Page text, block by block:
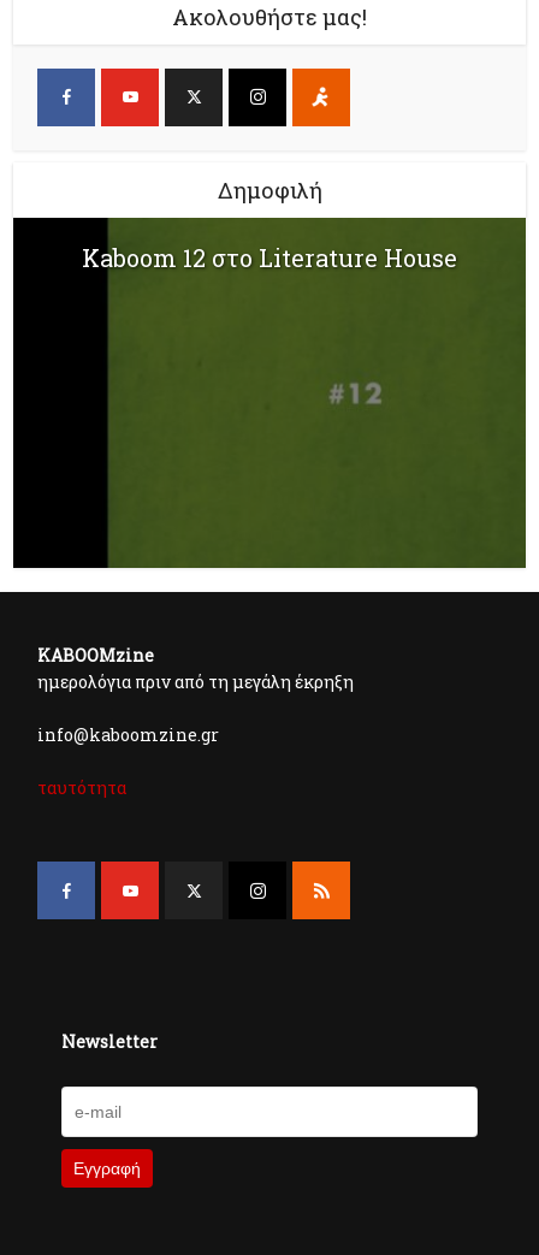
Ακολουθήστε μας!
Δημοφιλή
Kaboom 12 στο Literature House
KABOOMzine
ημερολόγια πριν από τη μεγάλη έκρηξη
info@kaboomzine.gr
ταυτότητα
Newsletter